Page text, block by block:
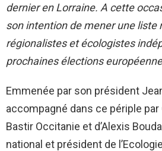
dernier en Lorraine. A cette
son intention de mener une liste
régionalistes et écologistes
prochaines élections
Emmenée par son président
accompagné dans ce périple par
Bastir Occitanie et d’Alexis
national et président de